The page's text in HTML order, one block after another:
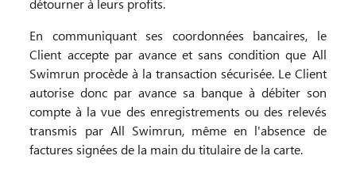
détourner à leurs profits.
En communiquant ses coordonnées bancaires, le
Client accepte par avance et sans condition que All
Swimrun procède à la transaction sécurisée. Le Client
autorise donc par avance sa banque à débiter son
compte à la vue des enregistrements ou des relevés
transmis par All Swimrun, même en l'absence de
factures signées de la main du titulaire de la carte.